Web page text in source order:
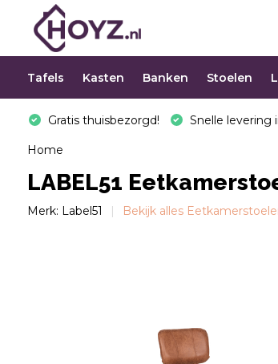
Tafels Kasten Banken Stoelen
Gratis thuisbezorgd! Snelle levering
Home
LABEL51
Merk: Label51 Bekijk alles